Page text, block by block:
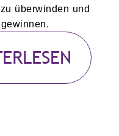
überwinden und